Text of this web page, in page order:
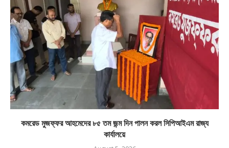
কমরেড মুজফ্ফর আহমেদের ৮৫ তম জন্ম দিন পালন করল সিপিআইএম রাজ্য
কার্যালয়ে